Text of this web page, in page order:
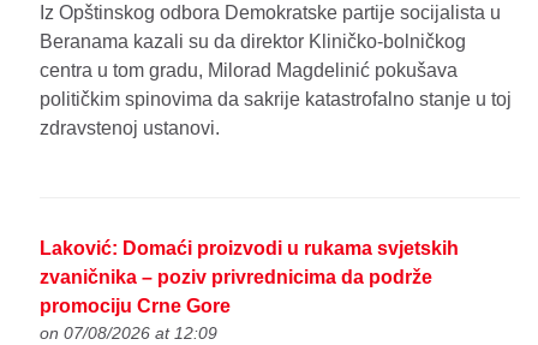
Iz Opštinskog odbora Demokratske partije socijalista u
Beranama kazali su da direktor Kliničko-bolničkog
centra u tom gradu, Milorad Magdelinić pokušava
političkim spinovima da sakrije katastrofalno stanje u toj
zdravstenoj ustanovi.
Laković: Domaći proizvodi u rukama svjetskih
zvaničnika – poziv privrednicima da podrže
promociju Crne Gore
on 07/08/2026 at 12:09